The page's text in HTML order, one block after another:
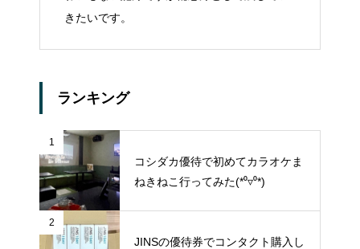
きたいです。
ランキング
1
コシダカ優待で初めてカラオケま
ねきねこ行ってみた(*⁰▿⁰*)
2
JINSの優待券でコンタクト購入し